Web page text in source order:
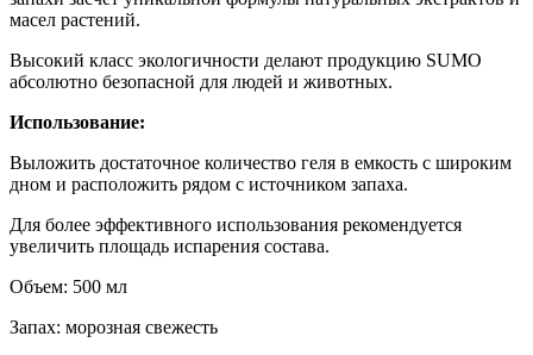
масел растений.
Высокий класс экологичности делают продукцию SUMO
абсолютно безопасной для людей и животных.
Использование:
Выложить достаточное количество геля в емкость с широким
дном и расположить рядом с источником запаха.
Для более эффективного использования рекомендуется
увеличить площадь испарения состава.
Объем: 500 мл
Запах: морозная свежесть